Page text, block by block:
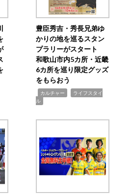
豊臣秀吉・秀長兄弟ゆ
かりの地を巡るスタン
プラリーがスタート
和歌山市内5カ所・近畿
6カ所を巡り限定グッズ
をもらおう
カルチャー
ライフスタイ
ル